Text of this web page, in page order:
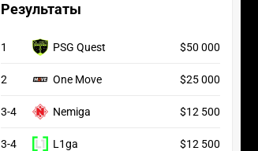
Результаты
1 PSG Quest $50 000
2 One Move $25 000
3-4 Nemiga $12 500
3-4 L1ga $12 500